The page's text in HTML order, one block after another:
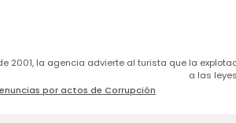
2001, la agencia advierte al turista que la
a las
por actos de Corrupción